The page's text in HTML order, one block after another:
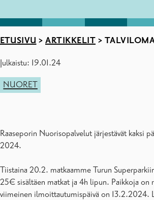
ETUSIVU > ARTIKKELIT >
Julkaistu: 19.01.24
NUORET
Raaseporin Nuorisopalvelut järjestävät kaksi
2024.
Tiistaina 20.2. matkaamme Turun
25€ sisältäen matkat ja 4h lipun. Paikkoja on
viimeinen ilmoittautumispäivä on 13.2.2024.